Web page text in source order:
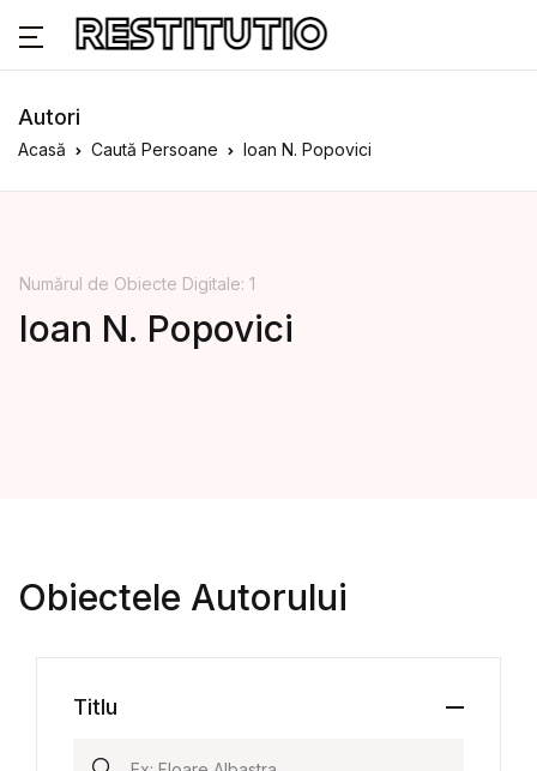
Autori
Acasă Caută Persoane Ioan N. Popovici
Numărul de Obiecte Digitale: 1
Ioan N. Popovici
Obiectele Autorului
Titlu